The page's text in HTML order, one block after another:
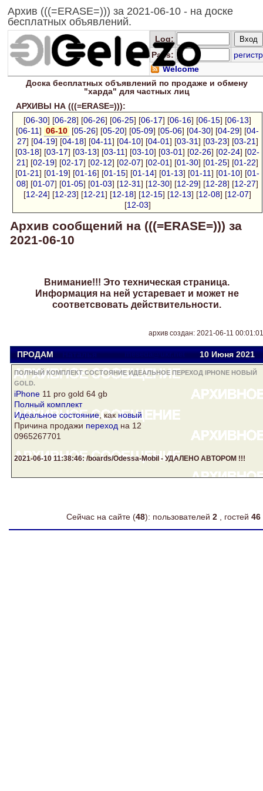
Архив (((=ERASE=))) за 2021-06-10 - на доске
бесплатных объявлений.
Log:
Pass:
регистр
Welcome
Доска бесплатныхобъявлений по продаже и обмену
"харда" для частных лиц
АРХИВЫ НА (((=ERASE=))):
[06-30] [06-28] [06-26] [06-25] [06-17] [06-16] [06-15] [06-13]
[06-11] 06-10 [05-26] [05-20] [05-09] [05-06] [04-30] [04-29] [04-
27] [04-19] [04-18] [04-11] [04-10] [04-01] [03-31] [03-23] [03-21]
[03-18] [03-17] [03-13] [03-11] [03-10] [03-01] [02-26] [02-24] [02-
21] [02-19] [02-17] [02-12] [02-07] [02-01] [01-30] [01-25] [01-22]
[01-21] [01-19] [01-16] [01-15] [01-14] [01-13] [01-11] [01-10] [01-
08] [01-07] [01-05] [01-03] [12-31] [12-30] [12-29] [12-28] [12-27]
[12-24] [12-23] [12-21] [12-18] [12-15] [12-13] [12-08] [12-07]
[12-03]
Архив сообщений на (((=ERASE=))) за
2021-06-10
Внимание!!! Это техническая страница.
Информация на ней устаревает и может не
соответсвовать действительности.
архив создан: 2021-06-11 00:01:01
ПРОДАМ Наталья meseda@ukr.net 10 Июня 2021
ПОЛНЫЙ КОМПЛЕКТ СОСТОЯНИЕ ИДЕАЛЬНОЕ ПЕРЕХОД IPHONE НОВЫЙ
GOLD.
iPhone 11 pro gold 64 gb
Полный комплект
Идеальное состояние, какновый
Причина продажи переход на 12
0965267701
2021-06-10 11:38:46: /boards/Odessa-Mobil - УДАЛЕНО АВТОРОМ !!!
Сейчас на сайте (48): пользователей 2 , гостей 46